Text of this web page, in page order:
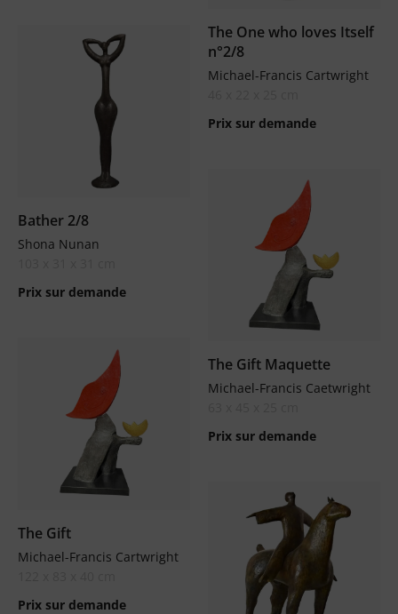
The One who loves Itself
n°2/8
Michael-Francis Cartwright
Prix sur demande
Bather 2/8
Shona Nunan
Prix sur demande
The Gift Maquette
Michael-Francis Caetwright
Prix sur demande
The Gift
Michael-Francis Cartwright
Prix sur demande